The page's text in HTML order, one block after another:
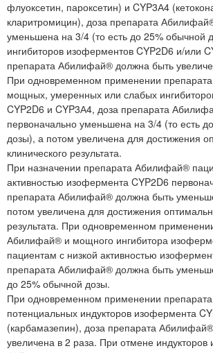
флуоксетин, пароксетин) и CYP3А4
кларитромицин), доза препарата
уменьшена на 3/4 (то есть до 25% обычной
ингибиторов изоферментов CYP2D6 и/или
препарата Абилифай® должна быть
При одновременном применении
мощных, умеренных или слабых
CYP2D6 и CYP3А4, доза препарата
первоначально уменьшена на 3/4 (то есть
дозы), а потом увеличена для достижения
клинического результата.
При назначении препарата Абилифай®
активностью изофермента CYP2D6
препарата Абилифай® должна быть
потом увеличена для достижения
результата. При одновременном
Абилифай® и мощного ингибитора
пациентам с низкой активностью
препарата Абилифай® должна быть
до 25% обычной дозы.
При одновременном применении
потенциальных индукторов изофермента
(карбамазепин), доза препарата
увеличена в 2 раза. При отмене